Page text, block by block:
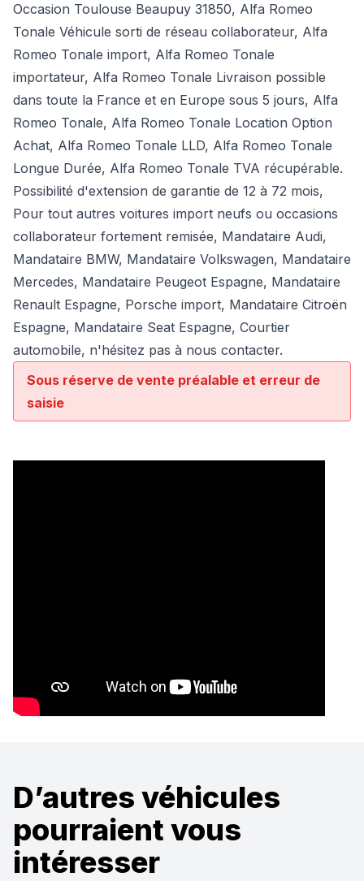
Occasion Toulouse Beaupuy 31850, Alfa Romeo
Tonale Véhicule sorti de réseau collaborateur, Alfa
Romeo Tonale import, Alfa Romeo Tonale
importateur, Alfa Romeo Tonale Livraison possible
dans toute la France et en Europe sous 5 jours, Alfa
Romeo Tonale, Alfa Romeo Tonale Location Option
Achat, Alfa Romeo Tonale LLD, Alfa Romeo Tonale
Longue Durée, Alfa Romeo Tonale TVA récupérable.
Possibilité d'extension de garantie de 12 à 72 mois,
Pour tout autres voitures import neufs ou occasions
collaborateur fortement remisée, Mandataire Audi,
Mandataire BMW, Mandataire Volkswagen, Mandataire
Mercedes, Mandataire Peugeot Espagne, Mandataire
Renault Espagne, Porsche import, Mandataire Citroën
Espagne, Mandataire Seat Espagne, Courtier
automobile, n'hésitez pas à nous contacter.
Sous réserve de vente préalable et erreur de
saisie
D’autres véhicules
pourraient vous
intéresser